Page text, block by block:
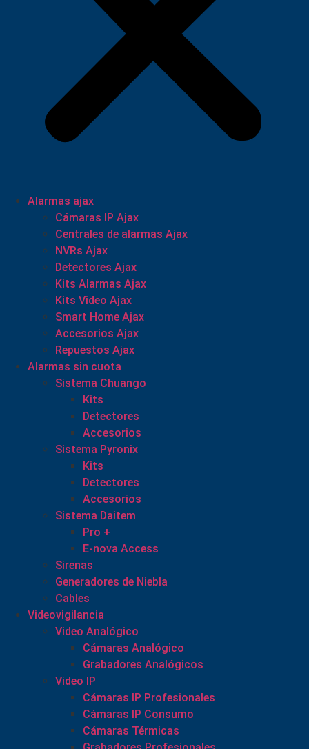
Alarmas ajax
Cámaras IP Ajax
Centrales de alarmas Ajax
NVRs Ajax
Detectores Ajax
Kits Alarmas Ajax
Kits Video Ajax
Smart Home Ajax
Accesorios Ajax
Repuestos Ajax
Alarmas sin cuota
Sistema Chuango
Kits
Detectores
Accesorios
Sistema Pyronix
Kits
Detectores
Accesorios
Sistema Daitem
Pro +
E-nova Access
Sirenas
Generadores de Niebla
Cables
Videovigilancia
Video Analógico
Cámaras Analógico
Grabadores Analógicos
Video IP
Cámaras IP Profesionales
Cámaras IP Consumo
Cámaras Térmicas